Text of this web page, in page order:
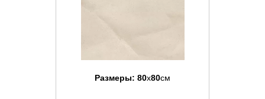
Размеры: 80x80см